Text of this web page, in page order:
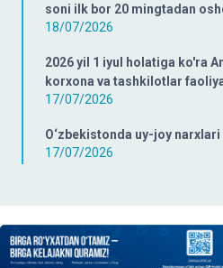
soni ilk bor 20 mingtadan
18/07/2026
2026 yil 1 iyul holatiga ko'ra
korxona va tashkilotlar
17/07/2026
O‘zbekistonda uy-joy
17/07/2026